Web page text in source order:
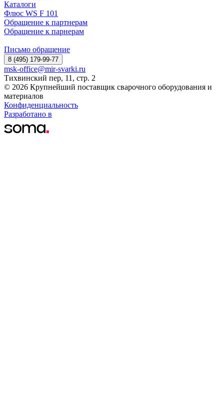
Каталоги
Флюс WS F 101
Обращение к партнерам
Обращение к парнерам
Письмо обращение
8 (495) 179-99-77
msk-office@mir-svarki.ru
Тихвинский пер, 11, стр. 2
© 2026 Крупнейший поставщик сварочного оборудования и
материалов
Конфиденциальность
Разработано в